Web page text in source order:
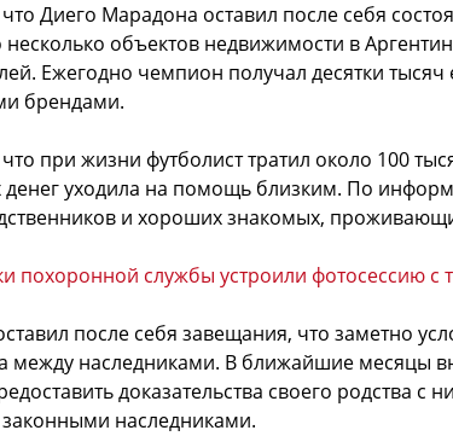
Диего Марадона оставил после себя
объектов недвижимости в
Ежегодно чемпион получал десятки тысяч
брендами.
при жизни футболист тратил около 100
денег уходила на помощь близким. По
и хороших знакомых,
похоронной службы устроили фотосессию
после себя завещания, что заметно
между наследниками. В ближайшие месяцы
доказательства своего родства с
законными наследниками.